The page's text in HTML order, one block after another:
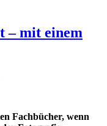
– mit einem
Fachbücher, wenn